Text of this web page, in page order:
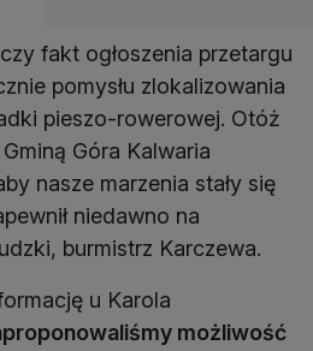
fakt ogłoszenia przetargu
pomysłu zlokalizowania
pieszo-rowerowej. Otóż
Góra Kalwaria
nasze marzenia stały się
niedawno na
burmistrz Karczewa.
u Karola
możliwość